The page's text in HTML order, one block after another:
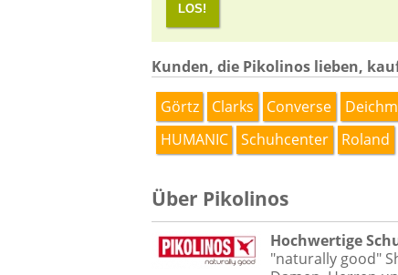
LOS!
Kunden, die Pikolinos lieben,
Görtz
Clarks Converse
HUMANIC
Schuhcenter Roland
Über Pikolinos
Hochwertige
"naturally good"